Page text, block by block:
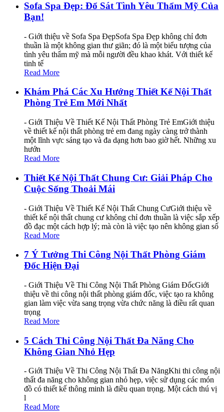
Sofa Spa Đẹp: Đổ Sát Tình Yêu Thẩm Mỹ Của
Bạn!
- Giới thiệu về Sofa Spa ĐẹpSofa Spa Đẹp không chỉ đơn
thuần là một không gian thư giãn; đó là một biểu tượng của
tình yêu thẩm mỹ mà mỗi người đều khao khát. Với thiết kế
tinh tế
Read More
Khám Phá Các Xu Hướng Thiết Kế Nội Thất
Phòng Trẻ Em Mới Nhất
- Giới Thiệu Về Thiết Kế Nội Thất Phòng Trẻ EmGiới thiệu
về thiết kế nội thất phòng trẻ em đang ngày càng trở thành
một lĩnh vực sáng tạo và đa dạng hơn bao giờ hết. Những xu
hướn
Read More
Thiết Kế Nội Thất Chung Cư: Giải Pháp Cho
Cuộc Sống Thoải Mái
- Giới Thiệu Về Thiết Kế Nội Thất Chung CưGiới thiệu về
thiết kế nội thất chung cư không chỉ đơn thuần là việc sắp xếp
đồ đạc một cách hợp lý; mà còn là việc tạo nên không gian số
Read More
7 Ý Tưởng Thi Công Nội Thất Phòng Giám
Đốc Hiện Đại
- Giới Thiệu Về Thi Công Nội Thất Phòng Giám ĐốcGiới
thiệu về thi công nội thất phòng giám đốc, việc tạo ra không
gian làm việc vừa sang trọng vừa chức năng là điều rất quan
trọng
Read More
5 Cách Thi Công Nội Thất Đa Năng Cho
Không Gian Nhỏ Hẹp
- Giới Thiệu Về Thi Công Nội Thất Đa NăngKhi thi công nội
thất đa năng cho không gian nhỏ hẹp, việc sử dụng các món
đồ có thiết kế thông minh là điều quan trọng. Một cách thú vị
l
Read More